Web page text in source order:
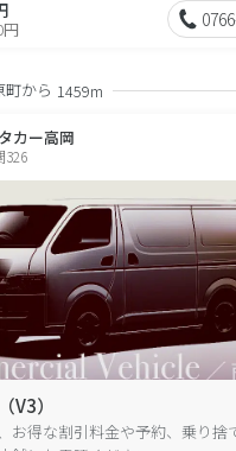
町から 1459m
カー高岡
326
V3）
お得な割引料金や予約、乗り捨